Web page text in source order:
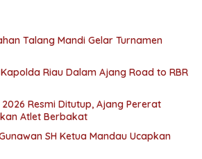
Talang Mandi Gelar Turnamen
Riau Dalam Ajang Road to RBR
Resmi Ditutup, Ajang Pererat
Atlet Berbakat
SH Ketua Mandau Ucapkan